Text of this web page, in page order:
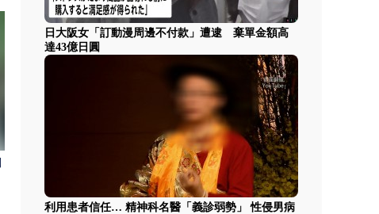
日大阪女「訂動漫周邊不付款」遭逮 棄單金額高
達43億日圓
利用患者信任… 精神科名醫「義診弱勢」 性侵男病